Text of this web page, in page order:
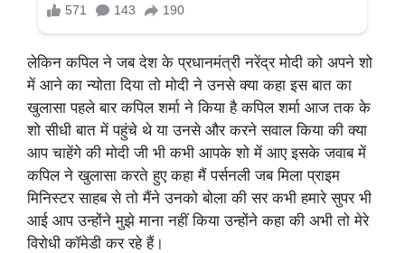
लेकिन कपिल ने जब देश के प्रधानमंत्री नरेंद्र मोदी को अपने शो
में आने का न्योता दिया तो मोदी ने उनसे क्या कहा इस बात का
खुलासा पहले बार कपिल शर्मा ने किया है कपिल शर्मा आज तक के
शो सीधी बात में पहुंचे थे या उनसे और करने सवाल किया की क्या
आप चाहेंगे की मोदी जी भी कभी आपके शो में आए इसके जवाब में
कपिल ने खुलासा करते हुए कहा मैं पर्सनली जब मिला प्राइम
मिनिस्टर साहब से तो मैंने उनको बोला की सर कभी हमारे सुपर भी
आई आप उन्होंने मुझे माना नहीं किया उन्होंने कहा की अभी तो मेरे
विरोधी कॉमेडी कर रहे हैं।